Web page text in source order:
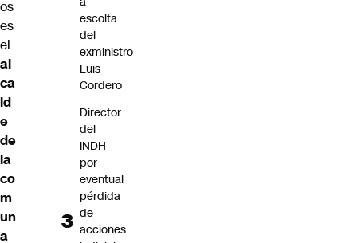
os
es
el
al
ca
ld
e
de
la
co
m
un
a
escolta
del
exministro
Luis
Cordero
Director
del
INDH
por
eventual
pérdida
de
acciones